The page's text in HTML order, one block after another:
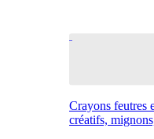
Crayons feutres
créatifs,